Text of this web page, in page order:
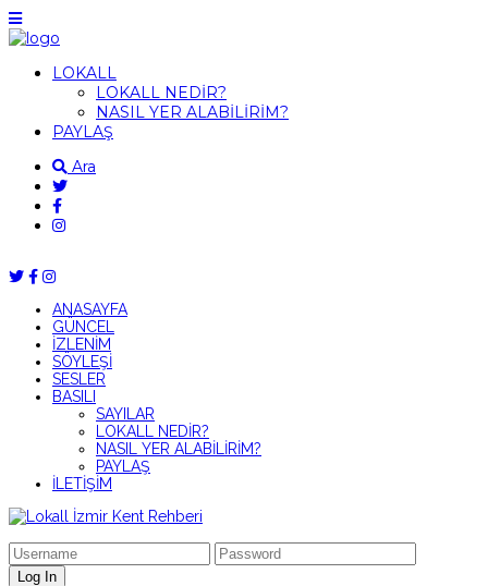
LOKALL
LOKALL NEDİR?
NASIL YER ALABİLİRİM?
PAYLAŞ
Ara
ANASAYFA
GÜNCEL
İZLENİM
SÖYLEŞİ
SESLER
BASILI
SAYILAR
LOKALL NEDİR?
NASIL YER ALABİLİRİM?
PAYLAŞ
İLETİŞİM